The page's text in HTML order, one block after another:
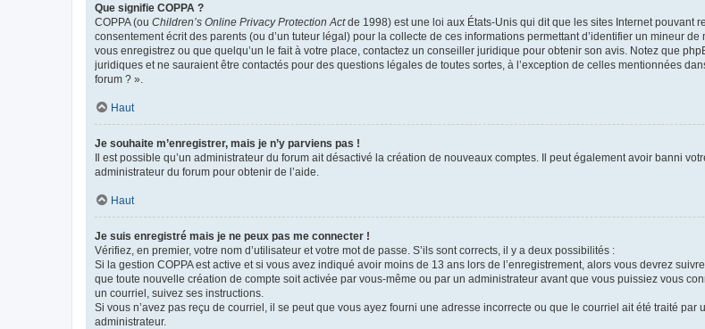
Que signifie COPPA ?
COPPA (ou Children’s Online Privacy Protection Actde 1998) est une loi aux États-Unis qui dit que les sites Internet pouvant
consentement écrit des parents (ou d’un tuteur légal) pour la collecte de ces informations permettant d’identifier un mineur
vous enregistrez ou que quelqu’un le fait à votre place, contactez un conseiller juridique pour obtenir son avis. Notez que
juridiques et ne sauraient être contactés pour des questions légales de toutes sortes, à l’exception de celles mentionnées
forum ? ».
Haut
Je souhaite m’enregistrer, mais je n’y parviens pas !
Il est possible qu’un administrateur du forum ait désactivé la création de nouveaux comptes. Il peut également avoir banni
administrateur du forum pour obtenir de l’aide.
Haut
Je suis enregistré mais je ne peux pas me connecter !
Vérifiez, en premier, votre nom d’utilisateur et votre mot de passe. S’ils sont corrects, il y a deux possibilités :
Si la gestion COPPA est active et si vous avez indiqué avoir moins de 13 ans lors de l’enregistrement, alors vous devrez
que toute nouvelle création de compte soit activée par vous-même ou par un administrateur avant que vous puissiez vous
un courriel, suivez ses instructions.
Si vous n’avez pas reçu de courriel, il se peut que vous ayez fourni une adresse incorrecte ou que le courriel ait été traité
administrateur.